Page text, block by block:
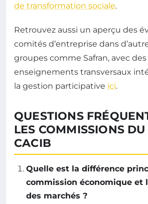
de transformation sociale.
Retrouvez aussi un aperçu des
comités d’entreprise dans
groupes comme Safran, avec des
enseignements transversaux
la gestion participative ici.
QUESTIONS
LES COMMISSIONS DU
CACIB
Quelle est la différence
commission économique et
des marchés ?